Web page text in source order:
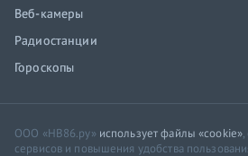
Веб-камеры
Радиостанции
Гороскопы
ООО «НВ86.ру» использует файлы «cookie»
сервисов и повышения удобства